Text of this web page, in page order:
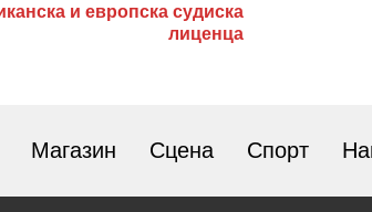
и европска судиска
лиценца
Магазин Сцена Спорт